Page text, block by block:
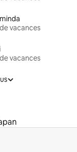
vacances
vacances